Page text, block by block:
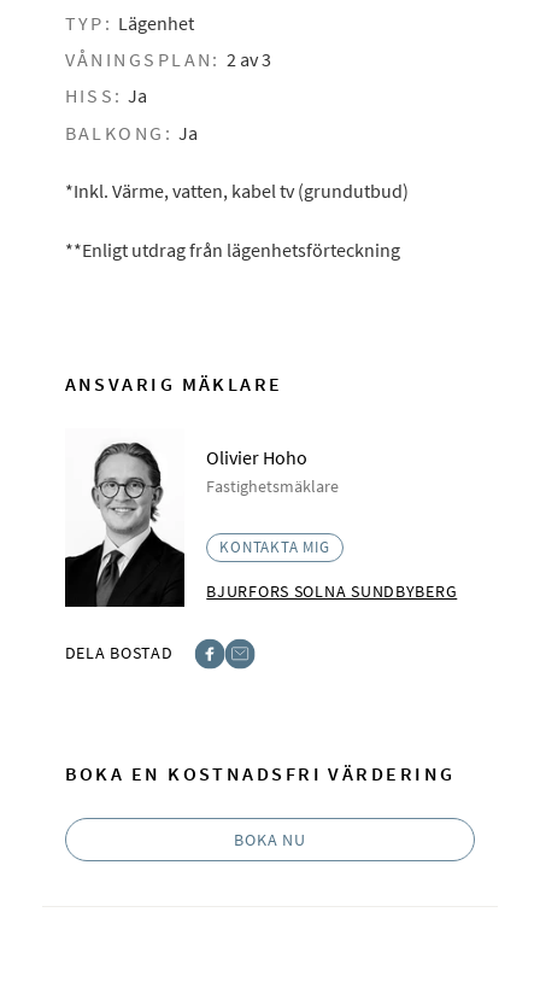
TYP: Lägenhet
VÅNINGSPLAN: 2 av 3
HISS: Ja
BALKONG: Ja
*Inkl. Värme, vatten, kabel tv (grundutbud)
**Enligt utdrag från lägenhetsförteckning
ANSVARIG MÄKLARE
Olivier Hoho
Fastighetsmäklare
KONTAKTA MIG
BJURFORS SOLNA SUNDBYBERG
DELA BOSTAD
BOKA EN KOSTNADSFRI VÄRDERING
BOKA NU